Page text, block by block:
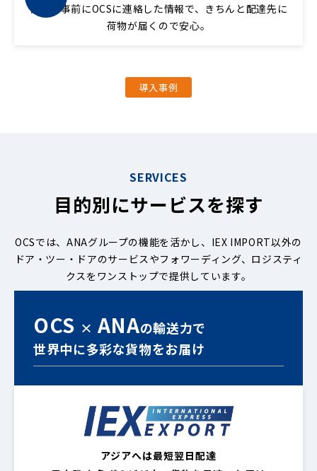
自分が事前にOCSに連絡した情報で、きちんと配達先に
荷物が届くので安心。
導入事例
SERVICES
目的別にサービスを探す
OCSでは、ANAグループの機能を活かし、IEX IMPORT以外の
ドア・ツー・ドアのサービスやフォワーディング、ロジスティ
クスをワンストップで提供しています。
OCS × ANAの輸送力で
世界中に多彩な貨物をお届け
アジアへは最短翌日配達